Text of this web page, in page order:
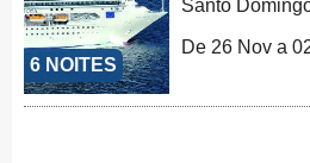
6 NOITES
Santo
De 26 Nov a